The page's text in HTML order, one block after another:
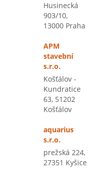
Husinecká
903/10,
13000 Praha
APM
stavební
s.r.o.
Košťálov -
Kundratice
63, 51202
Košťálov
aquarius
s.r.o.
prežská 224,
27351 Kyšice